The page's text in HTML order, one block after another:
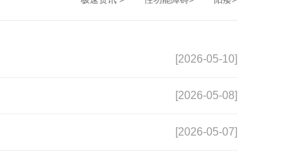
[2026-05-10]
[2026-05-08]
[2026-05-07]